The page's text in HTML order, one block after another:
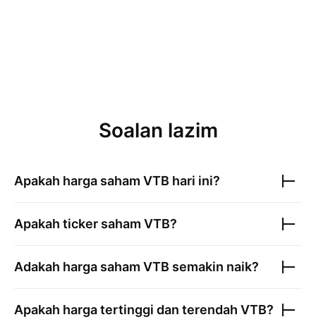
Soalan lazim
Apakah harga saham VTB hari ini?
Apakah ticker saham VTB?
Adakah harga saham VTB semakin naik?
Apakah harga tertinggi dan terendah VTB?